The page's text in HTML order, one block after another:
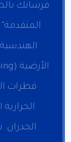
فرسانك
قطرات
الجدران.